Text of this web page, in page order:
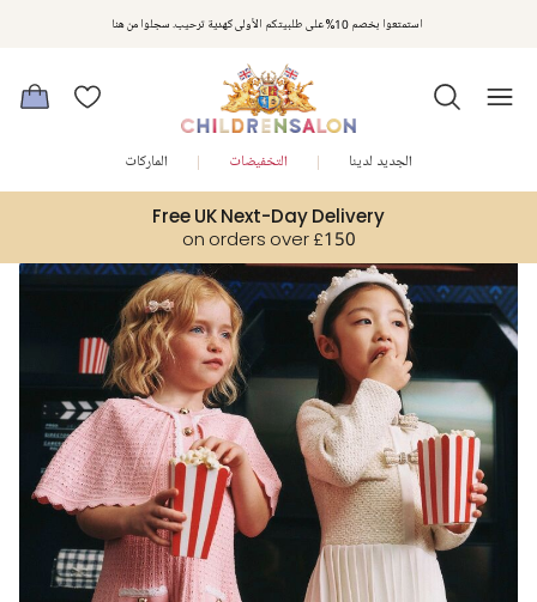
استمتعوا بخصم 10% على طلبيتكم الأولى كهدية ترحيب. سجلوا من هنا
مكافآت تشلدرن صالون | اجمعوا النقاط مع كل عملية شراء لتحصلوا على هدايا حصرية وعروض مصممة خصيصا لتلبي
متطلباتكم
Free UK Next-Day Delivery
on orders over £150
الجديد لدينا التخفيضات الماركات